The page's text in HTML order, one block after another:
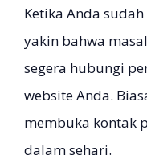
Ketika Anda
yakin bahwa
segera hubungi
website Anda.
membuka kontak
dalam sehari.